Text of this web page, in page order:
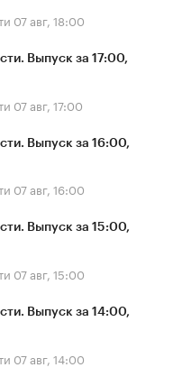
07 авг, 18:00
Выпуск за 17:00,
07 авг, 17:00
Выпуск за 16:00,
07 авг, 16:00
Выпуск за 15:00,
07 авг, 15:00
Выпуск за 14:00,
07 авг, 14:00